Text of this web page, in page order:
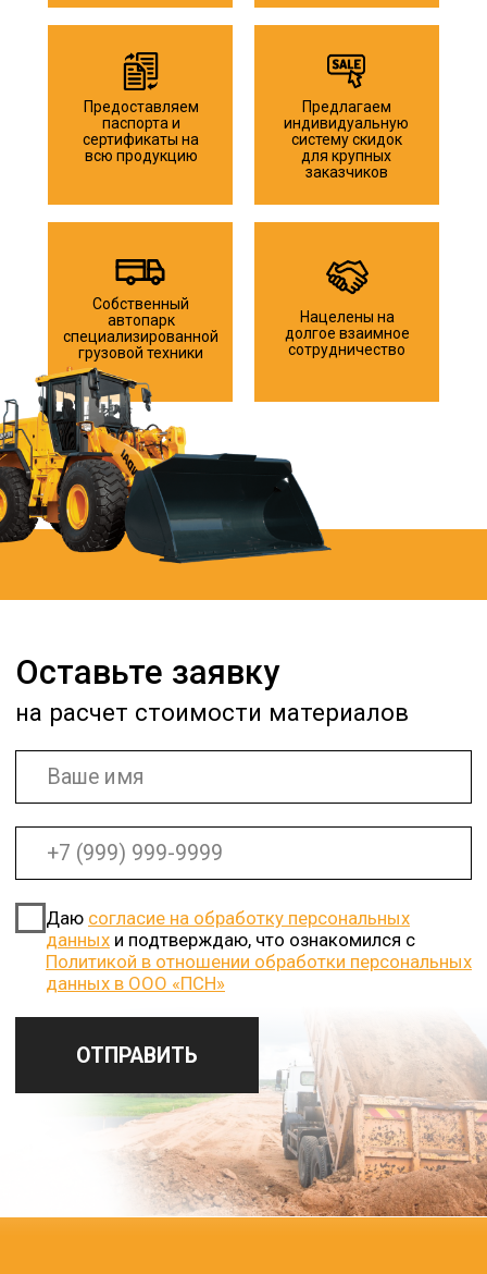
Предоставляем
паспорта и
сертификаты на
всю продукцию
Предлагаем
индивидуальную
систему скидок
для крупных
заказчиков
Нацелены на
долгое взаимное
сотрудничество
Собственный
автопарк
специализированной
грузовой техники
персональных данных
Согласие на обработку персональных данных
© ООО «ПАЛЛАДАСТРОЙНЕРУД» 2022-2026
г. Санкт-Петербург, пр-кт Суворовский, д.47,
+7 (812) 982-80-82
отдел продаж
+7 (966) 935-31-80
отдел контроля качества
+7 (911) 130-45-45
Адрес:
по вопросам
g.anatolevna@td-psn.ru
b.badmaev@td-psn.ru
отдел контроля качества
v.kotlovskiy@td-psn.ru
Офис
при централизованной
поставке материала
Режим работы: пн-пт
ПалладаСтройНеруд на карте Санкт‑Петербурга — Яндекс Карты
Сделать заказ сейчас
Заказать обратный